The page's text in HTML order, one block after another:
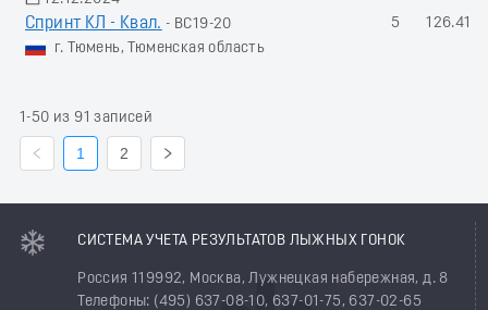
Спринт КЛ - Квал. - ВС19-20
г. Тюмень, Тюменская область
5 126.41
1-50 из 91 записей
1 2
СИСТЕМА УЧЕТА РЕЗУЛЬТАТОВ ЛЫЖНЫХ ГОНОК
Россия 119992, Москва, Лужнецкая набережная, д. 8
Телефоны: (495) 637-08-10, 637-01-75, 637-02-65